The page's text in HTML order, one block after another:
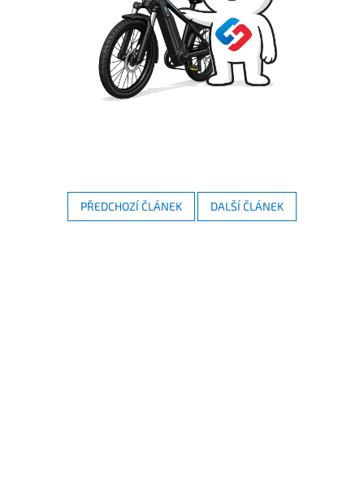
PŘEDCHOZÍ ČLÁNEK DALŠÍ ČLÁNEK